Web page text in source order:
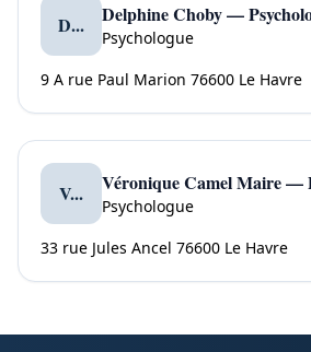
D... Delphine Choby —
Psychologue
9 A rue Paul Marion 76600 Le Havre
V...
Psychologue
33 rue Jules Ancel 76600 Le Havre